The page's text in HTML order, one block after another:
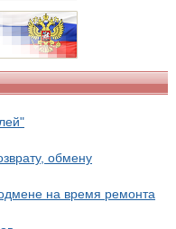
обмену
на время ремонта